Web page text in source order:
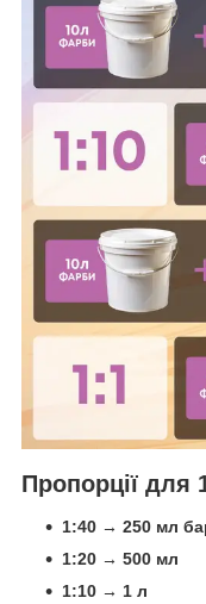
Пропорції для
1:40 → 250 мл
1:20 → 500 мл
1:10 → 1 л